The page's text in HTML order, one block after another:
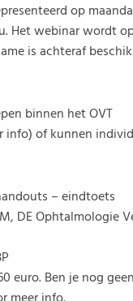
op
Het webinar wordt
is achteraf
binnen het OVT
info) of kunnen
– eindtoets
DE Ophtalmologie
euro. Ben je nog